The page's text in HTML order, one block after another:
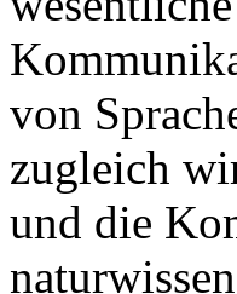
von
zugleich
und die